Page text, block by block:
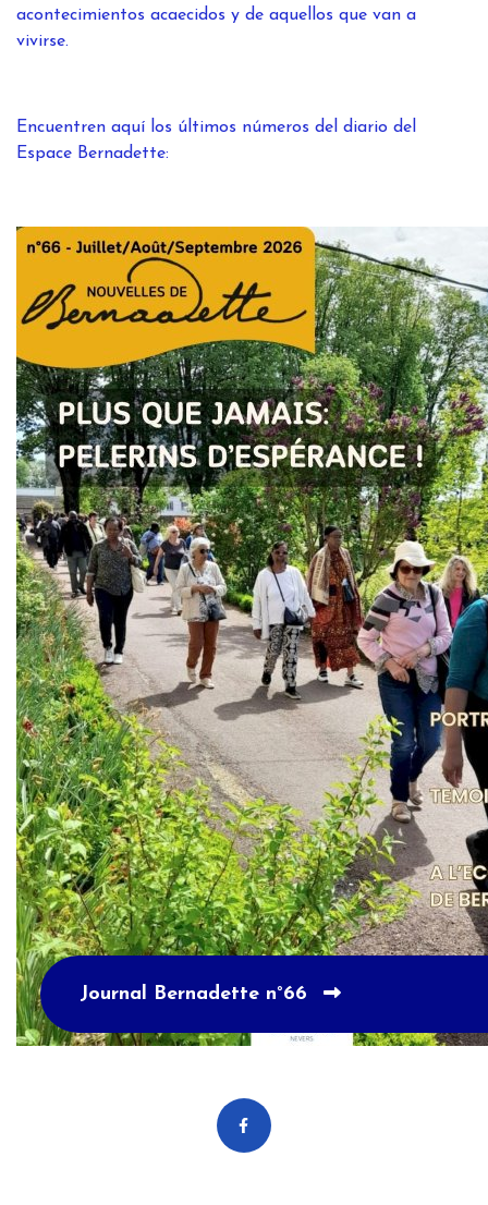
acontecimientos acaecidos y de aquellos que van a
vivirse.
Encuentren aquí los últimos números del diario del
Espace Bernadette:
Journal Bernadette n°66